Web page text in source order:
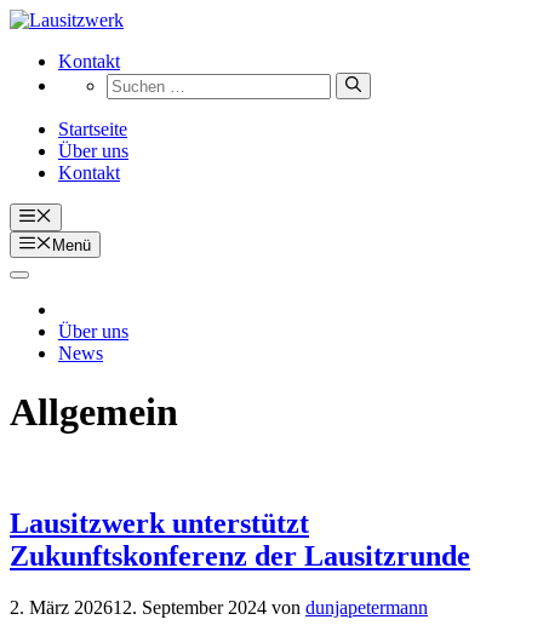
Zum
springenKontakt
Suchen
nach:
Startseite
Über uns
Kontakt
Menü
Menü
Über uns
News
Allgemein
Lausitzwerk unterstützt
Zukunftskonferenz der Lausitzrunde
2. März 202612. September 2024 von dunjapetermann